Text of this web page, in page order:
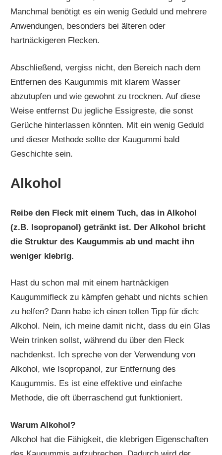
Manchmal benötigt es ein wenig Geduld und mehrere
Anwendungen, besonders bei älteren oder
hartnäckigeren Flecken.
Abschließend, vergiss nicht, den Bereich nach dem
Entfernen des Kaugummis mit klarem Wasser
abzutupfen und wie gewohnt zu trocknen. Auf diese
Weise entfernst Du jegliche Essigreste, die sonst
Gerüche hinterlassen könnten. Mit ein wenig Geduld
und dieser Methode sollte der Kaugummi bald
Geschichte sein.
Alkohol
Reibe den Fleck mit einem Tuch, das in Alkohol
(z.B. Isopropanol) getränkt ist. Der Alkohol bricht
die Struktur des Kaugummis ab und macht ihn
weniger klebrig.
Hast du schon mal mit einem hartnäckigen
Kaugummifleck zu kämpfen gehabt und nichts schien
zu helfen? Dann habe ich einen tollen Tipp für dich:
Alkohol. Nein, ich meine damit nicht, dass du ein Glas
Wein trinken sollst, während du über den Fleck
nachdenkst. Ich spreche von der Verwendung von
Alkohol, wie Isopropanol, zur Entfernung des
Kaugummis. Es ist eine effektive und einfache
Methode, die oft überraschend gut funktioniert.
Warum Alkohol?
Alkohol hat die Fähigkeit, die klebrigen Eigenschaften